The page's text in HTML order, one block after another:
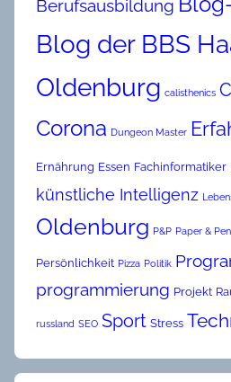
Berufsausbildung
Blog der BBS
Oldenburg calisthenics
Corona Dungeon Master
Ernährung Essen Fachinformatiker
künstliche Intelligenz
Oldenburg P&P Paper & Pen
Persönlichkeit Pizza Politik
programmierung Projekt
russland SEO Sport Stress